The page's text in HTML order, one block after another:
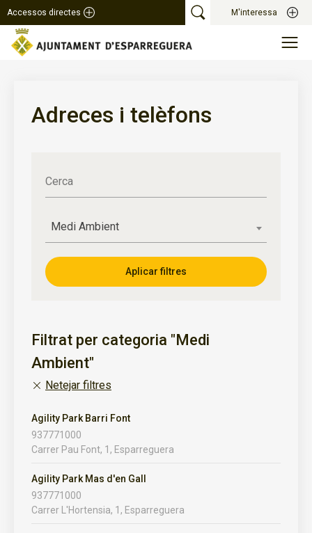
Accessos directes M'interessa
Adreces i telèfons
Cerca
Medi Ambient
Filtrat per categoria "Medi
Ambient"
Netejar filtres
Agility Park Barri Font
937771000
Carrer Pau Font, 1, Esparreguera
Agility Park Mas d'en Gall
937771000
Carrer L'Hortensia, 1, Esparreguera